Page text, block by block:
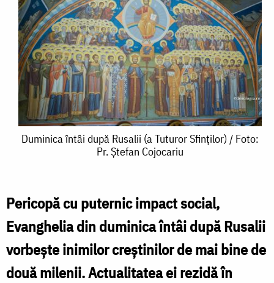
Duminica
Rusalii
(a
Tuturor
Sfinților)
Duminica întâi după Rusalii (a Tuturor Sfinților) / Foto:
Pr. Ștefan Cojocariu
Pericopă cu puternic impact social,
Evanghelia din duminica întâi după Rusalii
vorbește inimilor creștinilor de mai bine de
două milenii. Actualitatea ei rezidă în